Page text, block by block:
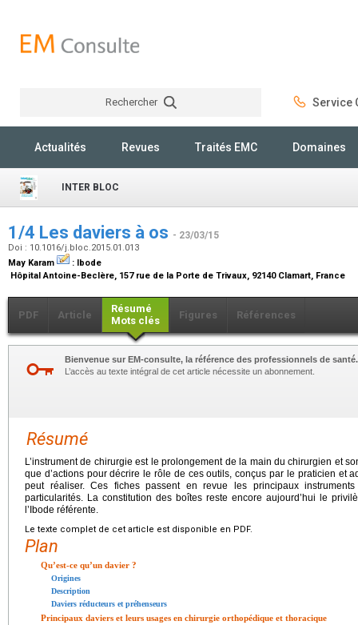
Rechercher Service
Actualités Revues Traités EMC Domaines
INTER BLOC
1/4 Les daviers à os - 23/03/15
Doi : 10.1016/j.bloc.2015.01.013
May Karam
: Ibode
Hôpital Antoine-Beclère, 157 rue de la Porte de Trivaux, 92140 Clamart, France
PDF Article
Résumé
Mots clés
Figures Références
Bienvenue sur EM-consulte, la référence des professionnels de santé.
L’accès au texte intégral de cet article nécessite un abonnement.
Résumé
L’instrument de chirurgie est le prolongement de la main du chirurgien et
que d’actions pour décrire le rôle de ces outils, conçus par le praticien et
peut réaliser. Ces fiches passent en revue les principaux
particularités. La constitution des boîtes reste encore aujourd’hui le
l’Ibode référente.
Le texte complet de cet article est disponible en PDF.
Plan
Qu’est-ce qu’un davier ?
Origines
Description
Daviers réducteurs et préhenseurs
Principaux daviers et leurs usages en chirurgie orthopédique et thoracique